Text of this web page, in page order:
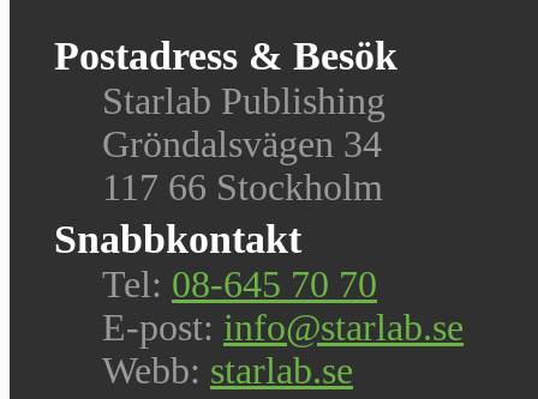
Postadress & Besök
Starlab Publishing
Gröndalsvägen 34
117 66 Stockholm
Snabbkontakt
Tel: 08-645 70 70
E-post: info@starlab.se
Webb: starlab.se